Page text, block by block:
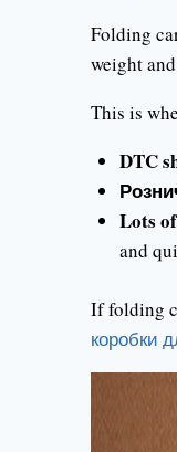
Folding
weight
This is
DTC
Lots
and
If folding
коробки